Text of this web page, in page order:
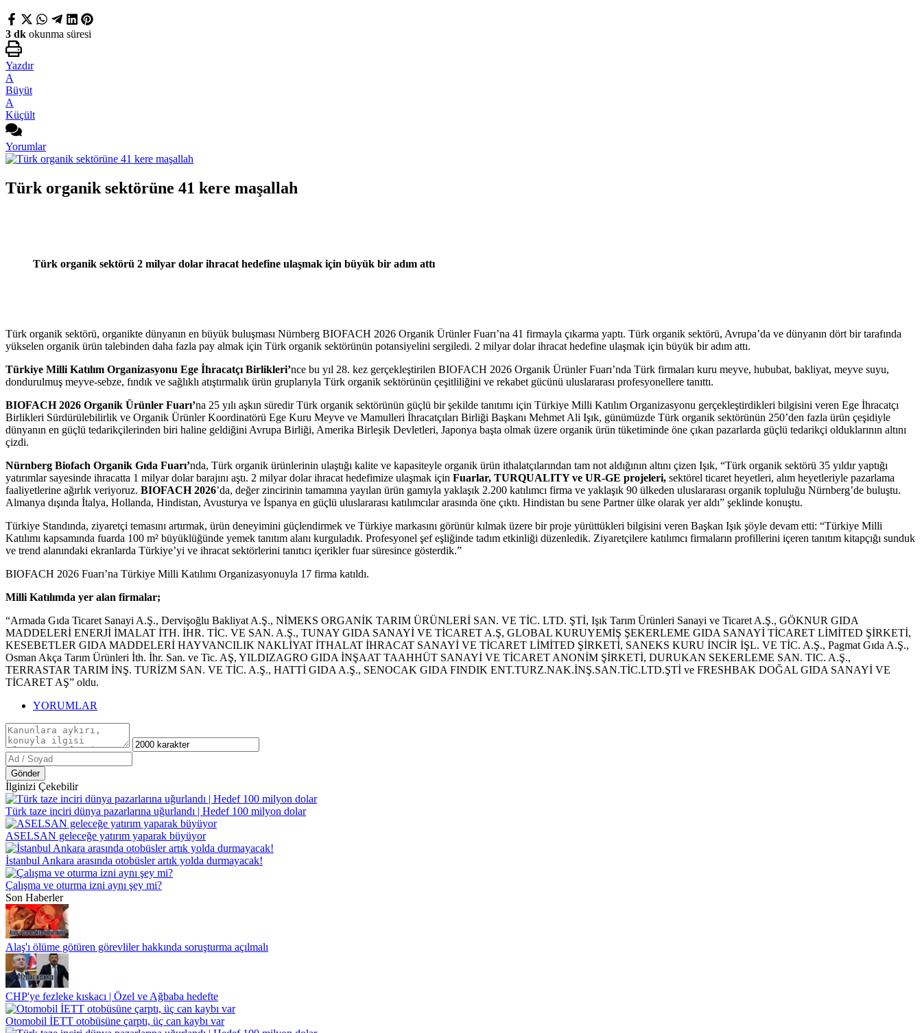
3 dk okunma süresi
Yazdır
A
Büyüt
A
Küçült
Yorumlar
Türk organik sektörüne 41 kere maşallah
Türk organik sektörü 2 milyar dolar ihracat hedefine ulaşmak için büyük bir adım attı
Türk organik sektörü, organikte dünyanın en büyük buluşması Nürnberg BIOFACH 2026 Organik Ürünler Fuarı’na 41 firmayla çıkarma yaptı. Türk organik sektörü, Avrupa’da ve dünyanın dört bir tarafında
yükselen organik ürün talebinden daha fazla pay almak için Türk organik sektörünün potansiyelini sergiledi. 2 milyar dolar ihracat hedefine ulaşmak için büyük bir adım attı.
Türkiye Milli Katılım Organizasyonu Ege İhracatçı Birlikleri’nce bu yıl 28. kez gerçekleştirilen BIOFACH 2026 Organik Ürünler Fuarı’nda Türk firmaları kuru meyve, hububat, bakliyat, meyve suyu,
dondurulmuş meyve-sebze, fındık ve sağlıklı atıştırmalık ürün gruplarıyla Türk organik sektörünün çeşitliliğini ve rekabet gücünü uluslararası profesyonellere tanıttı.
BIOFACH 2026 Organik Ürünler Fuarı’na 25 yılı aşkın süredir Türk organik sektörünün güçlü bir şekilde tanıtımı için Türkiye Milli Katılım Organizasyonu gerçekleştirdikleri bilgisini veren Ege İhracatçı
Birlikleri Sürdürülebilirlik ve Organik Ürünler Koordinatörü Ege Kuru Meyve ve Mamulleri İhracatçıları Birliği Başkanı Mehmet Ali Işık, günümüzde Türk organik sektörünün 250’den fazla ürün çeşidiyle
dünyanın en güçlü tedarikçilerinden biri haline geldiğini Avrupa Birliği, Amerika Birleşik Devletleri, Japonya başta olmak üzere organik ürün tüketiminde öne çıkan pazarlarda güçlü tedarikçi olduklarının altını
çizdi.
Nürnberg Biofach Organik Gıda Fuarı’nda, Türk organik ürünlerinin ulaştığı kalite ve kapasiteyle organik ürün ithalatçılarından tam not aldığının altını çizen Işık, “Türk organik sektörü 35 yıldır yaptığı
yatırımlar sayesinde ihracatta 1 milyar dolar barajını aştı. 2 milyar dolar ihracat hedefimize ulaşmak için Fuarlar, TURQUALITY ve UR-GE projeleri, sektörel ticaret heyetleri, alım heyetleriyle pazarlama
faaliyetlerine ağırlık veriyoruz. BIOFACH 2026’da, değer zincirinin tamamına yayılan ürün gamıyla yaklaşık 2.200 katılımcı firma ve yaklaşık 90 ülkeden uluslararası organik topluluğu Nürnberg’de buluştu.
Almanya dışında İtalya, Hollanda, Hindistan, Avusturya ve İspanya en güçlü uluslararası katılımcılar arasında öne çıktı. Hindistan bu sene Partner ülke olarak yer aldı” şeklinde konuştu.
Türkiye Standında, ziyaretçi temasını artırmak, ürün deneyimini güçlendirmek ve Türkiye markasını görünür kılmak üzere bir proje yürüttükleri bilgisini veren Başkan Işık şöyle devam etti: “Türkiye Milli
Katılımı kapsamında fuarda 100 m² büyüklüğünde yemek tanıtım alanı kurguladık. Profesyonel şef eşliğinde tadım etkinliği düzenledik. Ziyaretçilere katılımcı firmaların profillerini içeren tanıtım kitapçığı sunduk
ve trend alanındaki ekranlarda Türkiye’yi ve ihracat sektörlerini tanıtıcı içerikler fuar süresince gösterdik.”
BIOFACH 2026 Fuarı’na Türkiye Milli Katılımı Organizasyonuyla 17 firma katıldı.
Milli Katılımda yer alan firmalar;
“Armada Gıda Ticaret Sanayi A.Ş., Dervişoğlu Bakliyat A.Ş., NİMEKS ORGANİK TARIM ÜRÜNLERİ SAN. VE TİC. LTD. ŞTİ, Işık Tarım Ürünleri Sanayi ve Ticaret A.Ş., GÖKNUR GIDA
MADDELERİ ENERJİ İMALAT İTH. İHR. TİC. VE SAN. A.Ş., TUNAY GIDA SANAYİ VE TİCARET A.Ş, GLOBAL KURUYEMİŞ ŞEKERLEME GIDA SANAYİ TİCARET LİMİTED ŞİRKETİ,
KESEBETLER GIDA MADDELERİ HAYVANCILIK NAKLİYAT İTHALAT İHRACAT SANAYİ VE TİCARET LİMİTED ŞİRKETİ, SANEKS KURU İNCİR İŞL. VE TİC. A.Ş., Pagmat Gıda A.Ş.,
Osman Akça Tarım Ürünleri İth. İhr. San. ve Tic. AŞ, YILDIZAGRO GIDA İNŞAAT TAAHHÜT SANAYİ VE TİCARET ANONİM ŞİRKETİ, DURUKAN SEKERLEME SAN. TIC. A.Ş.,
TERRASTAR TARIM İNŞ. TURİZM SAN. VE TİC. A.Ş., HATTİ GIDA A.Ş., SENOCAK GIDA FINDIK ENT.TURZ.NAK.İNŞ.SAN.TİC.LTD.ŞTİ ve FRESHBAK DOĞAL GIDA SANAYİ VE
TİCARET AŞ” oldu.
YORUMLAR
Gönder
İlginizi Çekebilir
Türk taze inciri dünya pazarlarına uğurlandı | Hedef 100 milyon dolar
ASELSAN geleceğe yatırım yaparak büyüyor
İstanbul Ankara arasında otobüsler artık yolda durmayacak!
Çalışma ve oturma izni aynı şey mi?
Son Haberler
Alaş'ı ölüme götüren görevliler hakkında soruşturma açılmalı
CHP'ye fezleke kıskacı | Özel ve Ağbaba hedefte
Otomobil İETT otobüsüne çarptı, üç can kaybı var